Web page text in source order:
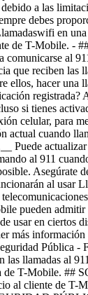
a las
debes
en
de T-Mobile. -
al
que reciben
ellos, hacer una
si tienes
celular, para
cuando
Puede
al 911
Asegúrate
al usar
pueden
en ciertos
Pública
llamadas al
de T-Mobile.
cliente de T-